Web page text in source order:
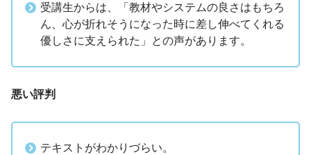
受講生からは、「教材やシステムの良さはもちろ
ん、心が折れそうになった時に差し伸べてくれる
優しさに支えられた」との声があります。
悪い評判
テキストがわかりづらい。